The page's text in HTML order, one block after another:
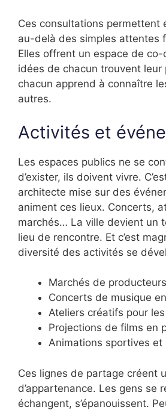
Ces consultations permettent
au-delà des simples attentes
Elles offrent un espace de co-
idées de chacun trouvent leur
chacun apprend à connaître
autres.
Activités et
Les espaces publics ne se
d’exister, ils doivent vivre.
architecte mise sur des
animent ces lieux. Concerts,
marchés… La ville devient un
lieu de rencontre. Et c’est
diversité des activités se
Marchés de
Concerts de musique
Ateliers créatifs pour
Projections de films en
Animations sportives et
Ces lignes de partage créent
d’appartenance. Les gens se
échangent, s’épanouissent.